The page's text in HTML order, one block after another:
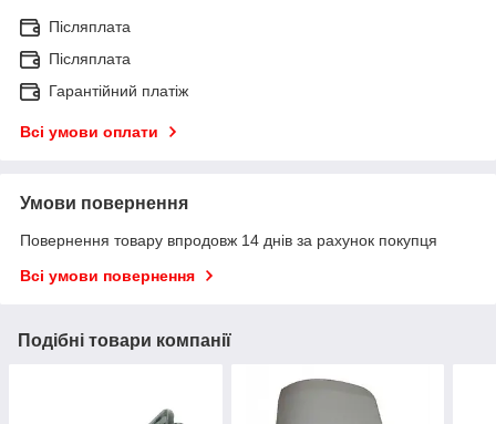
Післяплата
Післяплата
Гарантійний платіж
Всі умови оплати
Умови повернення
Повернення товару впродовж 14 днів за рахунок покупця
Всі умови повернення
Подібні товари компанії